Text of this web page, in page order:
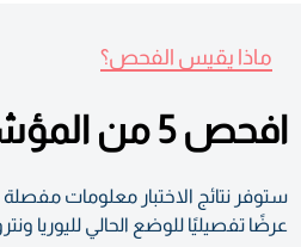
ماذا يقيس الفحص؟
افحص 5 من المؤشرات الحيوية الحيوية التي تساعد في تقييم الصحة العامة للكلى
ستوفر نتائج الاختبار معلومات
عرضًا تفصيليًا للوضع الحالي لليوريا